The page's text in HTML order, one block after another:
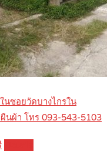
นซอยวัดบางไกรใน
นผ้า โทร 093-543-5103